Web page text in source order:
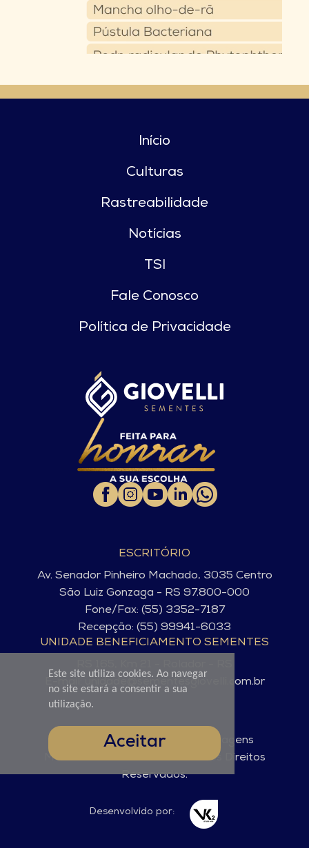
Este site utiliza cookies. Ao navegar
no site estará a consentir a sua
utilização.
Aceitar
Início
Culturas
Rastreabilidade
Notícias
TSI
Fale Conosco
Política de Privacidade
ESCRITÓRIO
Av. Senador Pinheiro Machado, 3035 Centro
São Luiz Gonzaga - RS 97.800-000
Fone/Fax: (55) 3352-7187
Recepção: (55) 99941-6033
UNIDADE BENEFICIAMENTO SEMENTES
E-mail: unidade@sementesgiovelli.com.br
© Sementes Giovelli. 2025 - Imagens
Meramente Ilustrativas. Todos os Direitos
Reservados.
Desenvolvido por: